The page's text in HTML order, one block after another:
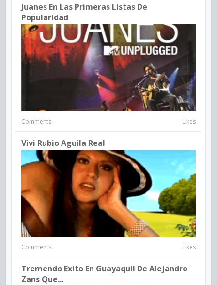
Juanes En Las Primeras Listas De
Popularidad
Comments Likes
Vivi Rubio Aguila Real
Comments Likes
Tremendo Exito En Guayaquil De Alejandro
Zans Que...